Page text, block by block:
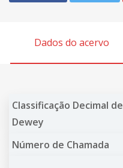
Dados do acervo
Classificação Decimal de
Dewey
Número de Chamada